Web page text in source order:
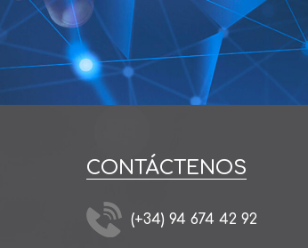
CONTÁCTENOS
(+34) 94 674 42 92